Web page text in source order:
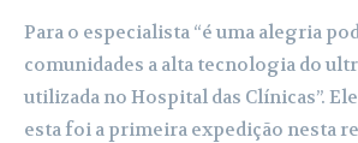
Para o especialista “é uma alegria
comunidades a alta tecnologia do
utilizada no Hospital das Clínicas”.
esta foi a primeira expedição nesta